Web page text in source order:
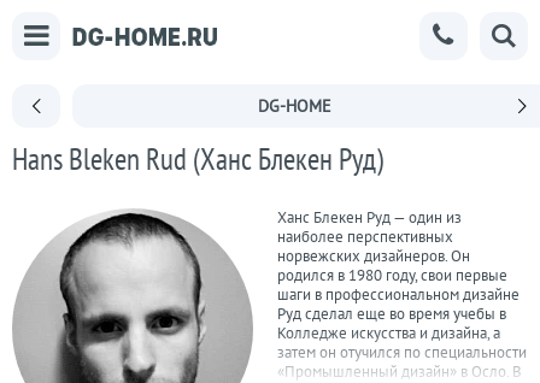
DG-HOME
Hans Bleken Rud (Ханс Блекен Руд)
Ханс Блекен Руд — один из
наиболее перспективных
норвежских дизайнеров. Он
родился в 1980 году, свои первые
шаги в профессиональном дизайне
Руд сделал еще во время учебы в
Колледже искусства и дизайна, а
затем он отучился по специальности
«Промышленный дизайн» в Осло. В